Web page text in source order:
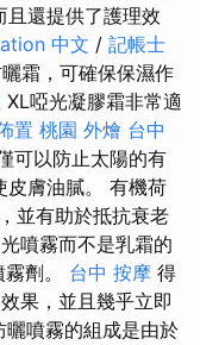
且還提供了護理效
中文 / 記帳士
霜，可確保保濕作
XL啞光凝膠霜非常適
置 桃園 外燴 台中
可以防止太陽的有
皮膚油膩。 有機荷
並有助於抵抗衰老
噴霧而不是乳霜的
劑。 台中 按摩 得
果，並且幾乎立即
曬噴霧的組成是由於